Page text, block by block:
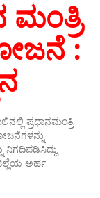
ಮಂತ್ರಿ
:
ಪ್ರಧಾನಮಂತ್ರಿ
ನಿಗದಿಪಡಿಸಿದ್ದು,
ಅರ್ಹ